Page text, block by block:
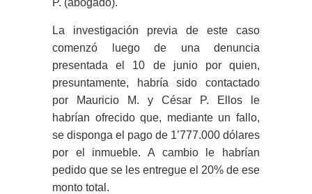
P. (abogado).
La investigación previa de este caso
comenzó luego de una denuncia
presentada el 10 de junio por quien,
presuntamente, habría sido contactado
por Mauricio M. y César P. Ellos le
habrían ofrecido que, mediante un fallo,
se disponga el pago de 1’777.000 dólares
por el inmueble. A cambio le habrían
pedido que se les entregue el 20% de ese
monto total.